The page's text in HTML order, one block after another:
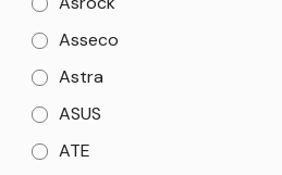
Asseco
Astra
ASUS
ATE